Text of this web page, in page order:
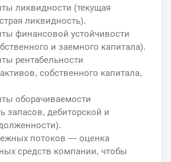
ликвидности (текущая
ликвидность).
финансовой устойчивости
и заемного капитала).
рентабельности
собственного капитала,
оборачиваемости
запасов, дебиторской и
потоков — оценка
средств компании, чтобы